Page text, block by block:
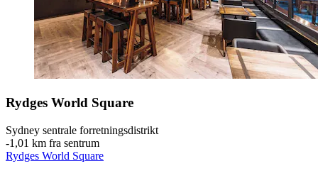
Rydges World Square
Sydney sentrale forretningsdistrikt
‐1,01 km fra sentrum
Rydges World Square